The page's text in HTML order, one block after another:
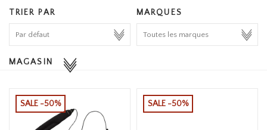
HOMEWARE
SOLDES
THE EDIT
TRIER PAR MARQUES
MAGASIN
SALE -50% SALE -50%